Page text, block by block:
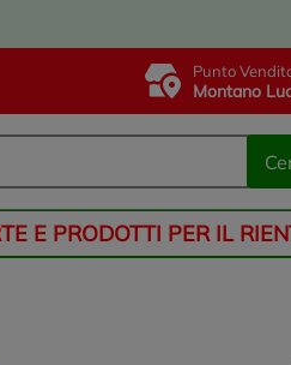
Punto
Montano
E PRODOTTI PER IL